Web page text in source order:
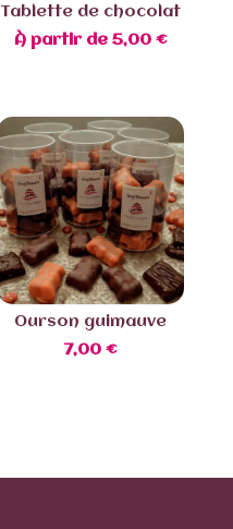
Tablette de chocolat
À partir de 5,00 €
Ourson guimauve
7,00€